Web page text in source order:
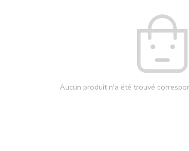
Aucun produit n'a été trouvé